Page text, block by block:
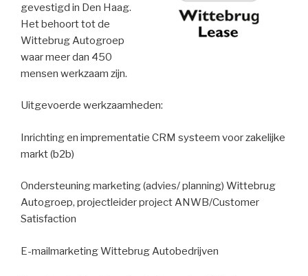
gevestigd in Den Haag.
Het behoort tot de
Wittebrug Autogroep
waar meer dan 450
mensen werkzaam zijn.
Uitgevoerde werkzaamheden:
Inrichting en imprementatie CRM systeem voor zakelijke
markt (b2b)
Ondersteuning marketing (advies/ planning) Wittebrug
Autogroep, projectleider project ANWB/Customer
Satisfaction
E-mailmarketing Wittebrug Autobedrijven